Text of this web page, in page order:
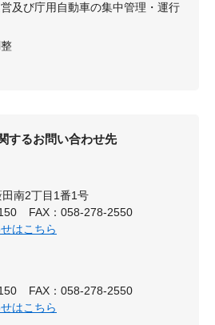
及び庁用自動車の集中管理・運行
するお問い合わせ先
南2丁目1番1号
FAX：058-278-2550
はこちら
FAX：058-278-2550
はこちら